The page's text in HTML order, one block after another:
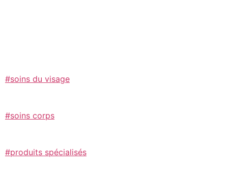
#soins du visage
#soins corps
#produits spécialisés